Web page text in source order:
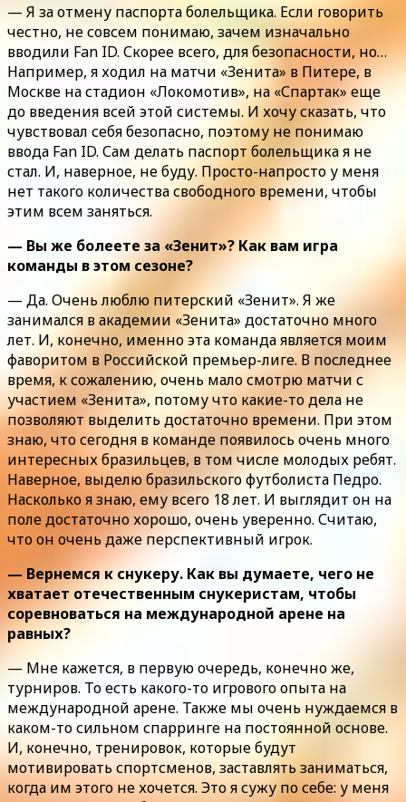
— Я за отмену паспорта болельщика. Если говорить
честно, не совсем понимаю, зачем изначально
вводили Fan ID. Скорее всего, для безопасности, но…
Например, я ходил на матчи «Зенита» в Питере, в
Москве на стадион «Локомотив», на «Спартак» еще
до введения всей этой системы. И хочу сказать, что
чувствовал себя безопасно, поэтому не понимаю
ввода Fan ID. Сам делать паспорт болельщика я не
стал. И, наверное, не буду. Просто-напросто у меня
нет такого количества свободного времени, чтобы
этим всем заняться.
— Вы же болеете за «Зенит»? Как вам игра
команды в этом сезоне?
— Да. Очень люблю питерский «Зенит». Я же
занимался в академии «Зенита» достаточно много
лет. И, конечно, именно эта команда является моим
фаворитом в Российской премьер-лиге. В последнее
время, к сожалению, очень мало смотрю матчи с
участием «Зенита», потому что какие-то дела не
позволяют выделить достаточно времени. При этом
знаю, что сегодня в команде появилось очень много
интересных бразильцев, в том числе молодых ребят.
Наверное, выделю бразильского футболиста Педро.
Насколько я знаю, ему всего 18 лет. И выглядит он на
поле достаточно хорошо, очень уверенно. Считаю,
что он очень даже перспективный игрок.
— Вернемся к снукеру. Как вы думаете, чего не
хватает отечественным снукеристам, чтобы
соревноваться на международной арене на
равных?
— Мне кажется, в первую очередь, конечно же,
турниров. То есть какого-то игрового опыта на
международной арене. Также мы очень нуждаемся в
каком-то сильном спарринге на постоянной основе.
И, конечно, тренировок, которые будут
мотивировать спортсменов, заставлять заниматься,
когда им этого не хочется. Это я сужу по себе: у меня